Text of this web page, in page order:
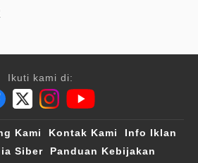
Ikuti kami di:
Kami Kontak Kami
Info Iklan
Siber
Panduan Kebijakan